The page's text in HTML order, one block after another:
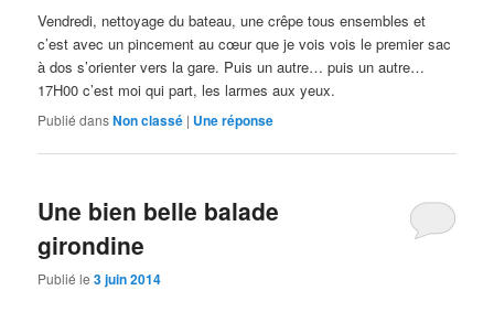
Vendredi, nettoyage du bateau, une crêpe tous ensembles et
c’est avec un pincement au cœur que je vois vois le premier sac
à dos s’orienter vers la gare. Puis un autre… puis un autre…
17H00 c’est moi qui part, les larmes aux yeux.
Publié dansNon classé | Uneréponse
Une bien belle balade
girondine
Publié le3 juin 2014